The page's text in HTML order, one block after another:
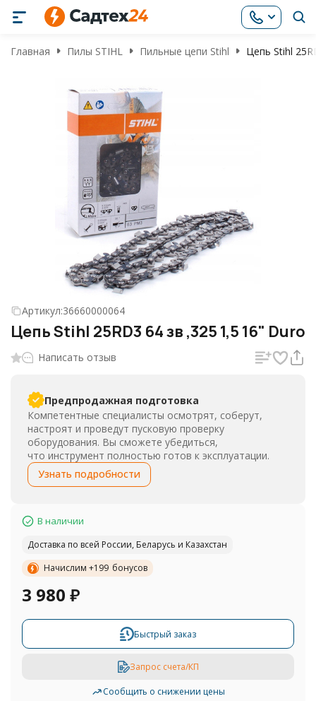
Главная Пилы STIHL Пильные цепи Stihl Цепь Stihl
Артикул:36660000064
Цепь Stihl 25RD3 64 зв ,325 1,5 16" Duro
Написать отзыв
Предпродажная подготовка
Компетентные специалисты осмотрят, соберут,
настроят и проведут пусковую проверку
оборудования. Вы сможете убедиться,
что инструмент полностью готов к эксплуатации.
Узнать подробности
В наличии
Доставка по всей России, Беларусь и Казахстан
Начислим +199 бонусов
3 980 ₽
Быстрый заказ
Запрос счета/КП
Сообщить о снижении цены